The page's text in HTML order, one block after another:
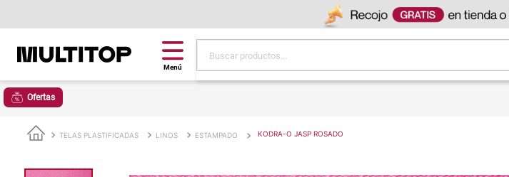
Ofertas
TELAS PLASTIFICADAS LINOS ESTAMPADO KODRA-O JASP ROSADO
alfombra